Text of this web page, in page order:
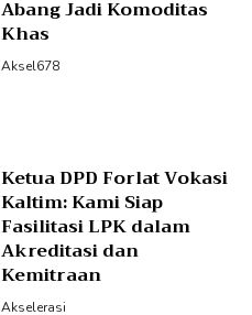
Abang Jadi Komoditas
Khas
Aksel678
Ketua DPD Forlat Vokasi
Kaltim: Kami Siap
Fasilitasi LPK dalam
Akreditasi dan
Kemitraan
Akselerasi